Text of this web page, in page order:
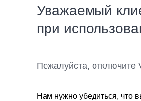
Уважаемый
при
Пожалуйста, отключите
Нам нужно убедиться, что